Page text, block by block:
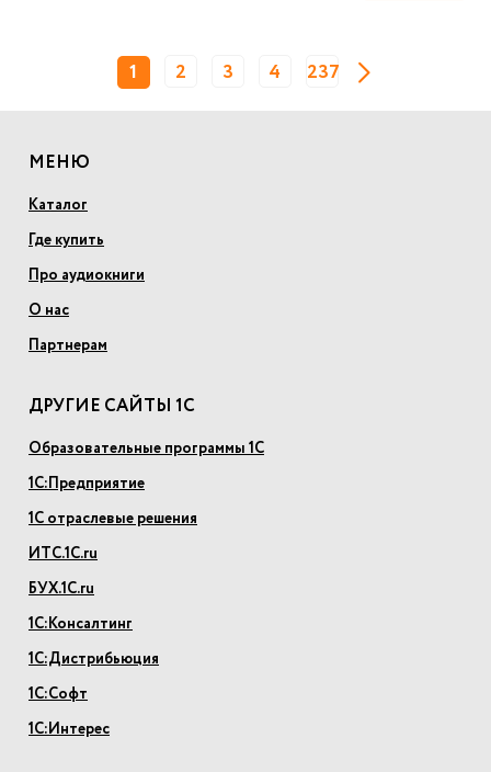
1 2 3 4 237
МЕНЮ
Каталог
Где купить
Про аудиокниги
О нас
Партнерам
ДРУГИЕ САЙТЫ 1С
Образовательные программы 1С
1С:Предприятие
1С отраслевые решения
ИТС.1С.ru
БУХ.1С.ru
1С:Консалтинг
1С:Дистрибьюция
1С:Софт
1С:Интерес